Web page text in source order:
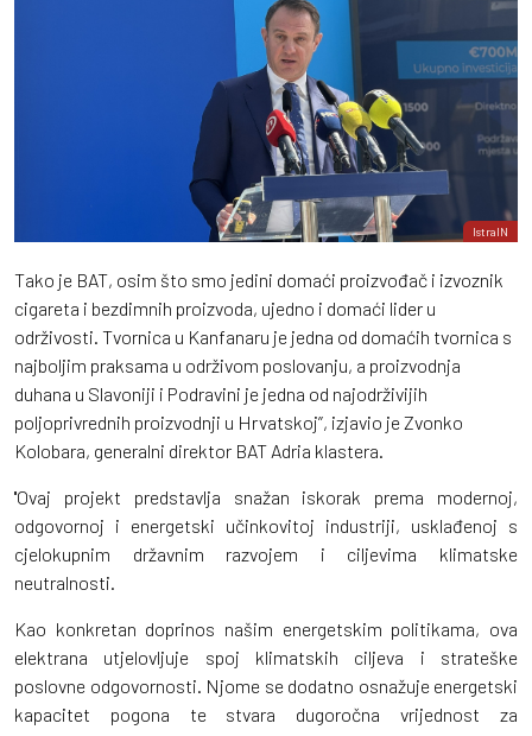
IstraIN
Tako je BAT, osim što smo jedini domaći proizvođač i izvoznik
cigareta i bezdimnih proizvoda, ujedno i domaći lider u
održivosti. Tvornica u Kanfanaru je jedna od domaćih tvornica s
najboljim praksama u održivom poslovanju, a proizvodnja
duhana u Slavoniji i Podravini je jedna od najodrživijih
poljoprivrednih proizvodnji u Hrvatskoj”, izjavio je Zvonko
Kolobara, generalni direktor BAT Adria klastera.
''Ovaj projekt predstavlja snažan iskorak prema modernoj,
odgovornoj i energetski učinkovitoj industriji, usklađenoj s
cjelokupnim državnim razvojem i ciljevima klimatske
neutralnosti.
Kao konkretan doprinos našim energetskim politikama, ova
elektrana utjelovljuje spoj klimatskih ciljeva i strateške
poslovne odgovornosti. Njome se dodatno osnažuje energetski
kapacitet pogona te stvara dugoročna vrijednost za